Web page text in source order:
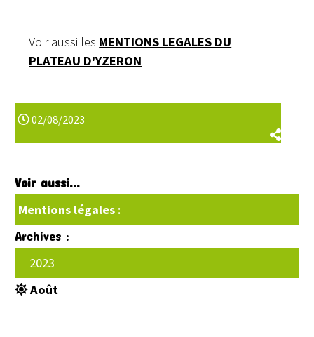
Voir aussi les MENTIONS LEGALES DU
PLATEAU D'YZERON
02/08/2023
Voir aussi...
Mentions légales :
Archives :
2023
Août